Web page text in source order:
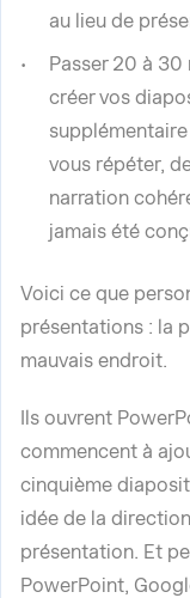
au lieu de
Passer 20 à 30
créer vos
vous répéter,
narration
jamais été
Voici ce que
présentations : la
mauvais endroit.
Ils ouvrent
commencent à
cinquième
idée de la
présentation. Et
PowerPoint,